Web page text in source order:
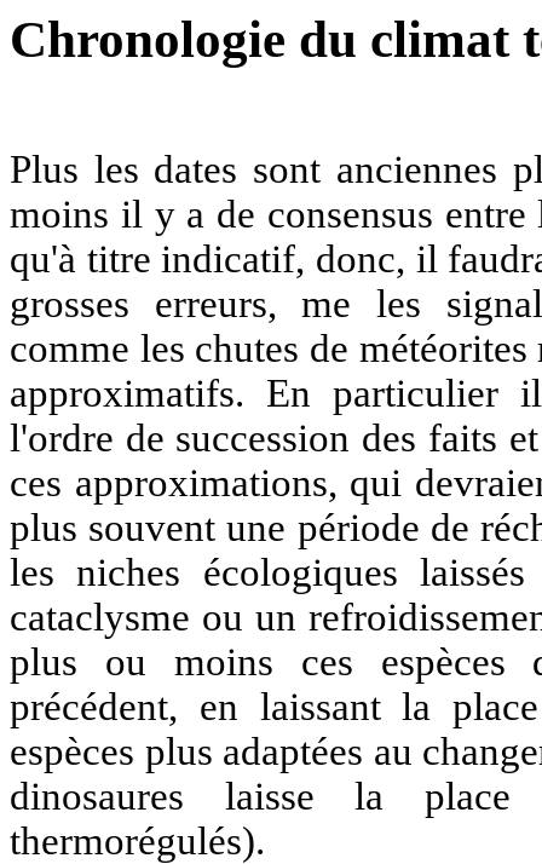
Chronologie du climat
Plus les dates sont anciennes
moins il y a de consensus entre
qu'à titre indicatif, donc, il
grosses erreurs, me les
comme les chutes de
approximatifs. En particulier
l'ordre de succession des faits
ces approximations, qui
plus souvent une période de
les niches écologiques
cataclysme ou un
plus ou moins ces espèces
précédent, en laissant la
espèces plus adaptées au
dinosaures laisse la
thermorégulés).